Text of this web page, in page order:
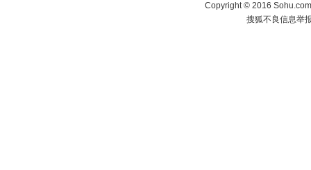
Copyright©2016
搜狐不良信息举